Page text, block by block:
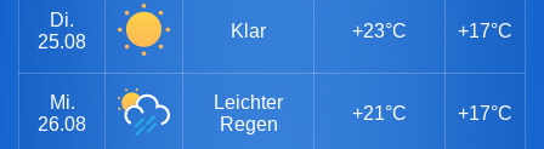
Di.
25.08
Klar +23°C +17°C
Mi.
26.08
Leichter
Regen
+21°C +17°C